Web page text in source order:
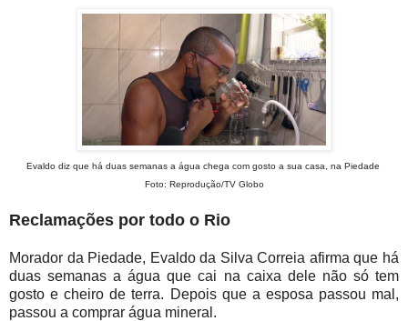
Evaldo diz que há duas semanas a água chega com gosto a sua casa, na Piedade
Foto: Reprodução/TV Globo
Reclamações por todo o Rio
Morador da Piedade, Evaldo da Silva Correia afirma que há
duas semanas a água que cai na caixa dele não só tem
gosto e cheiro de terra. Depois que a esposa passou mal,
passou a comprar água mineral.